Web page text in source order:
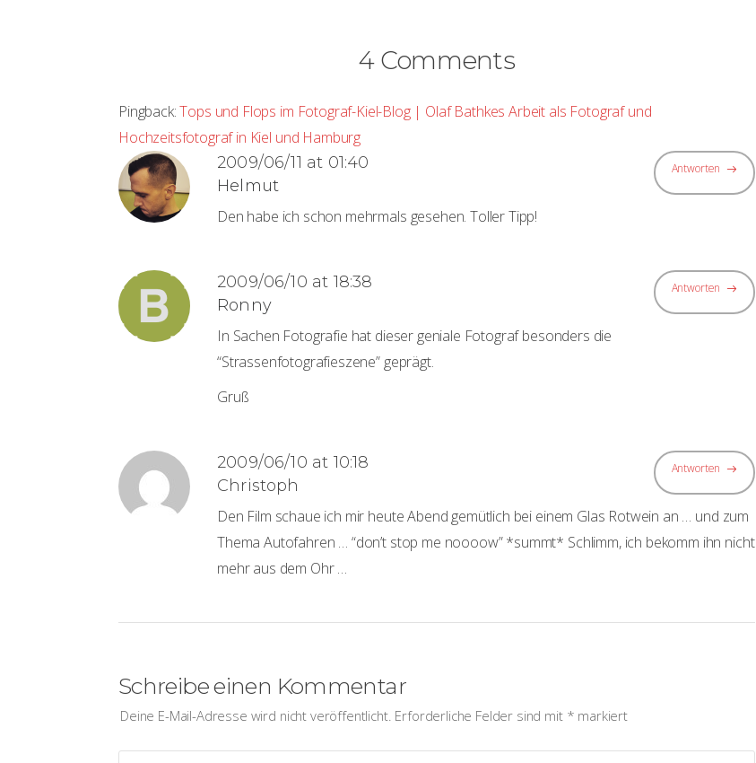
4 Comments
Pingback:Tops und Flops im Fotograf-Kiel-Blog | Olaf Bathkes Arbeit als Fotograf und
Hochzeitsfotograf in Kiel und Hamburg
2009/06/11 at 01:40
Helmut
Antworten
Den habe ich schon mehrmals gesehen. Toller Tipp!
2009/06/10 at 18:38
Ronny
Antworten
In Sachen Fotografie hat dieser geniale Fotograf besonders die
“Strassenfotografieszene” geprägt.
Gruß
2009/06/10 at 10:18
Christoph
Antworten
Den Film schaue ich mir heute Abend gemütlich bei einem Glas Rotwein an … und zum
Thema Autofahren … “don’t stop me noooow” *summt* Schlimm, ich bekomm ihn nicht
mehr aus dem Ohr …
Schreibe einen Kommentar
Deine E-Mail-Adresse wird nicht veröffentlicht. Erforderliche Felder sind mit * markiert